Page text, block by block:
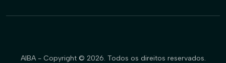
AIBA - Copyright © 2026. Todos os direitos reservados.